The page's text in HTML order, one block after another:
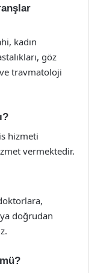
kadın
göz
travmatoloji
hizmeti
vermektedir.
doğrudan